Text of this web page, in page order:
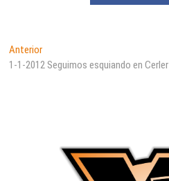
Navegación
de
AnteriorEntrada
anterior:
1-1-2012 Seguimos esquiando en Cerler